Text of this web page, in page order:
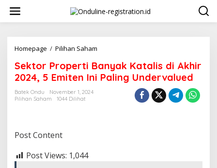
konten
Homepage / Pilihan Saham
Banyak
Katalis
di
Sektor Properti Banyak Katalis di Akhir
2024, 5 Emiten Ini Paling Undervalued
Batek Ondu
November 1, 2024
Pilihan Saham
1044 Dilihat
Post Content
Post Views: 1,044